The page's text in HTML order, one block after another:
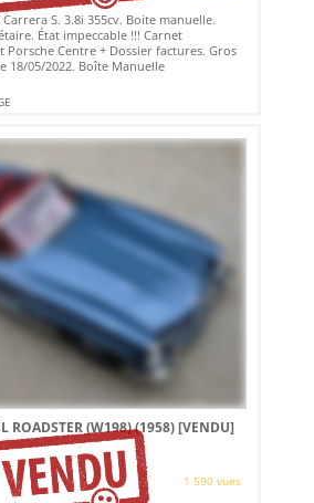
S. 3.8i 355cv. Boite manuelle.
État impeccable !!! Carnet
Centre + Dossier factures. Gros
18/05/2022. Boîte Manuelle
ROADSTER (W198) (1958)[VENDU]
1 590 vues